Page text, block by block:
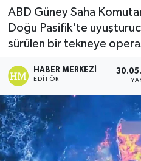
ABD Güney Saha
Doğu Pasifik'te
sürülen bir tekneye
HABER MERKEZI
EDITÖR
Diğer
Dünya
Eğitim
Ekonomi
Eleman
Tüm Manşetler
Son Dakika Haberleri
Haber Arşivi